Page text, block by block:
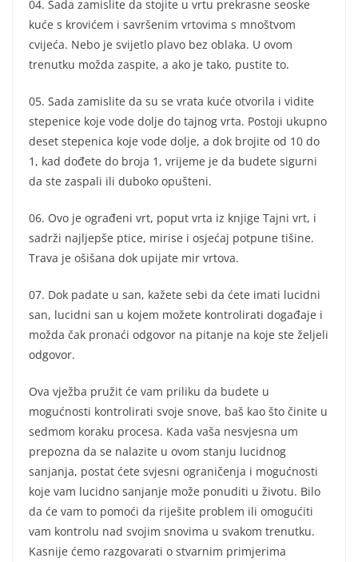
04. Sada zamislite da stojite u vrtu prekrasne seoske
kuće s krovićem i savršenim vrtovima s mnoštvom
cvijeća. Nebo je svijetlo plavo bez oblaka. U ovom
trenutku možda zaspite, a ako je tako, pustite to.
05. Sada zamislite da su se vrata kuće otvorila i vidite
stepenice koje vode dolje do tajnog vrta. Postoji ukupno
deset stepenica koje vode dolje, a dok brojite od 10 do
1, kad dođete do broja 1, vrijeme je da budete sigurni
da ste zaspali ili duboko opušteni.
06. Ovo je ograđeni vrt, poput vrta iz knjige Tajni vrt, i
sadrži najljepše ptice, mirise i osjećaj potpune tišine.
Trava je ošišana dok upijate mir vrtova.
07. Dok padate u san, kažete sebi da ćete imati lucidni
san, lucidni san u kojem možete kontrolirati događaje i
možda čak pronaći odgovor na pitanje na koje ste željeli
odgovor.
Ova vježba pružit će vam priliku da budete u
mogućnosti kontrolirati svoje snove, baš kao što činite u
sedmom koraku procesa. Kada vaša nesvjesna um
prepozna da se nalazite u ovom stanju lucidnog
sanjanja, postat ćete svjesni ograničenja i mogućnosti
koje vam lucidno sanjanje može ponuditi u životu. Bilo
da će vam to pomoći da riješite problem ili omogućiti
vam kontrolu nad svojim snovima u svakom trenutku.
Kasnije ćemo razgovarati o stvarnim primjerima